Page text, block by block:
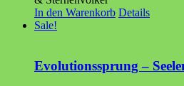
In den Warenkorb Details
Sale!
Evolutionssprung –